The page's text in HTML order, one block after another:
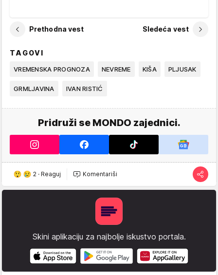
Prethodna vest Sledeća vest
TAGOVI
VREMENSKA PROGNOZA NEVREME KIŠA PLJUSAK
GRMLJAVINA IVAN RISTIĆ
Pridruži se MONDO zajednici.
2 · Reaguj Komentariši
Skini aplikaciju za najbolje iskustvo portala.